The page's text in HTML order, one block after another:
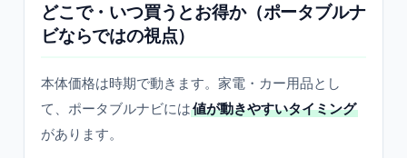
どこで・いつ買うとお得か（ポータブルナ
ビならではの視点）
本体価格は時期で動きます。家電・カー用品とし
て、ポータブルナビには値が動きやすいタイミング
があります。